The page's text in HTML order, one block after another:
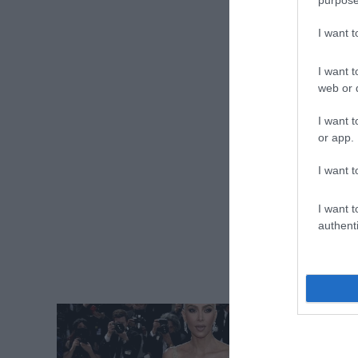
I want
I want
web or
I want
or app.
I want
I want